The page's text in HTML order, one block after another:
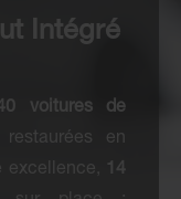
Intégré
voitures de
en
excellence,
14